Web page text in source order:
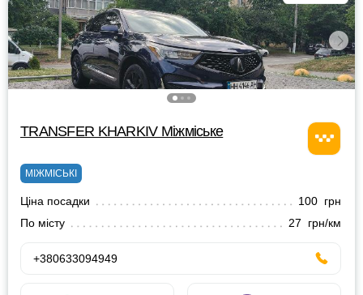
TRANSFER KHARKIV Міжміське
МІЖМІСЬКІ
Ціна посадки
100 грн
По місту
27 грн/км
+380633094949